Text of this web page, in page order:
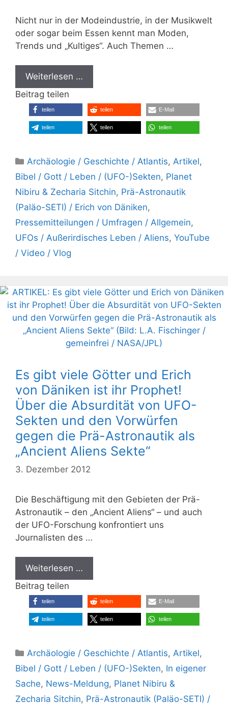
Nicht nur in der Modeindustrie, in der Musikwelt
oder sogar beim Essen kennt man Moden,
Trends und „Kultiges“. Auch Themen …
Weiterlesen …
Beitrag teilen
teilen teilen E-Mail
teilen teilen teilen
Kategorien
Archäologie / Geschichte / Atlantis,Artikel,
Bibel / Gott / Leben / (UFO-)Sekten, Planet
Nibiru & Zecharia Sitchin, Prä-Astronautik
(Paläo-SETI) / Erich von Däniken,
Pressemitteilungen / Umfragen / Allgemein,
UFOs / Außerirdisches Leben / Aliens, YouTube
/ Video / Vlog
Es gibt viele Götter und Erich
von Däniken ist ihr Prophet!
Über die Absurdität von UFO-
Sekten und den Vorwürfen
gegen die Prä-Astronautik als
„Ancient Aliens Sekte“
3. Dezember 2012
Die Beschäftigung mit den Gebieten der Prä-
Astronautik – den „Ancient Aliens“ – und auch
der UFO-Forschung konfrontiert uns
Journalisten des …
Weiterlesen …
Beitrag teilen
teilen teilen E-Mail
teilen teilen teilen
Kategorien
Archäologie / Geschichte / Atlantis,Artikel,
Bibel / Gott / Leben / (UFO-)Sekten, In eigener
Sache, News-Meldung, Planet Nibiru &
Zecharia Sitchin, Prä-Astronautik (Paläo-SETI) /